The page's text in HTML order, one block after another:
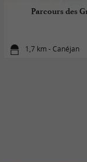
Parcours des
1,7 km - Canéjan